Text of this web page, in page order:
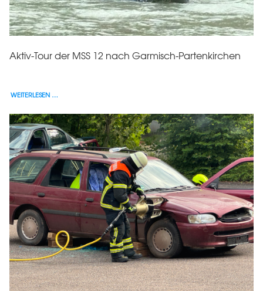
Aktiv-Tour der MSS 12 nach Garmisch-Partenkirchen
WEITERLESEN …